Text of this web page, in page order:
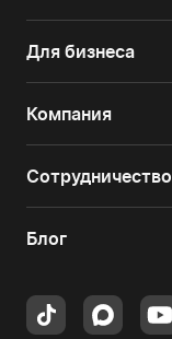
Для бизнеса
Компания
Сотрудничество
Блог